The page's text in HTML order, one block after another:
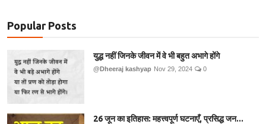
Popular Posts
युद्ध नहीं जिनके जीवन में वे भी बहुत अभागे होंगे
@Dheeraj kashyap Nov 29, 2024 0
26 जून का इतिहास: महत्त्वपूर्ण घटनाएँ, प्रसिद्ध जन...